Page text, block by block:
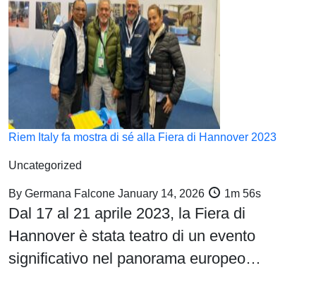
Riem Italy fa mostra di sé alla Fiera di Hannover 2023
Uncategorized
By Germana Falcone January 14, 2026 1m 56s
Dal 17 al 21 aprile 2023, la Fiera di
Hannover è stata teatro di un evento
significativo nel panorama europeo…